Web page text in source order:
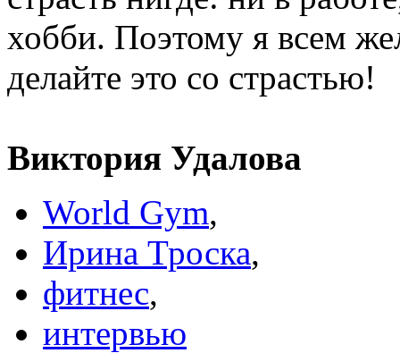
хобби. Поэтому я всем
делайте это со страстью!
Виктория Удалова
World Gym,
Ирина Троска,
фитнес,
интервью